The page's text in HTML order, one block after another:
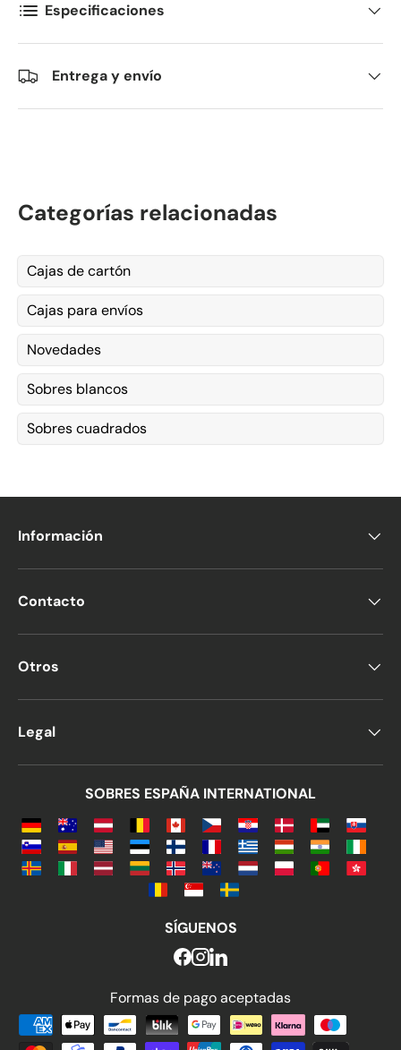
Especificaciones
Entrega y envío
Categorías relacionadas
Cajas de cartón
Cajas para envíos
Novedades
Sobres blancos
Sobres cuadrados
Información
Contacto
Otros
Legal
SOBRES ESPAÑA INTERNATIONAL
SÍGUENOS
Formas de pago aceptadas
Formas de pago aceptadas